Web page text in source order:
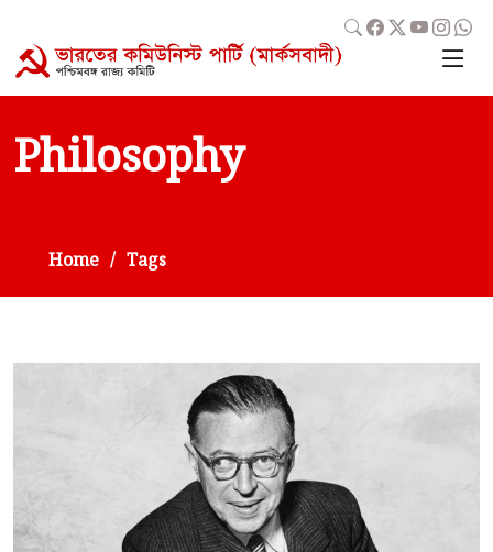
Philosophy
Home Tags